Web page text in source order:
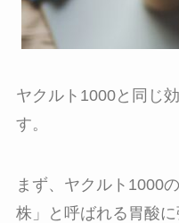
ヤクルト1000と同じ
す。
まず、ヤクルト1000
株」と呼ばれる胃酸